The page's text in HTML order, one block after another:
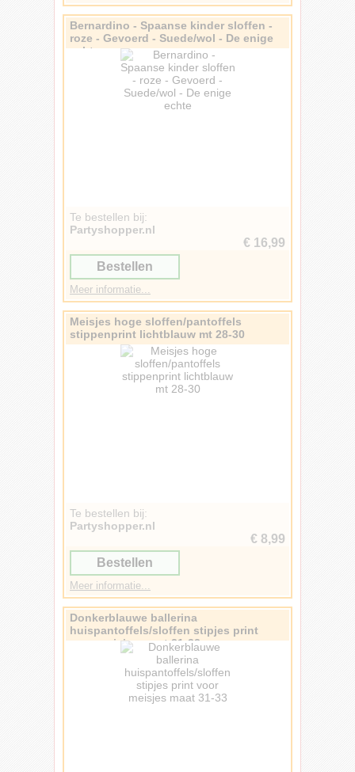
Bernardino - Spaanse kinder sloffen -
roze - Gevoerd - Suede/wol - De enige
echte
Te bestellen bij:
Partyshopper.nl
€ 16,99
Bestellen
Meer informatie...
Meisjes hoge sloffen/pantoffels
stippenprint lichtblauw mt 28-30
Te bestellen bij:
Partyshopper.nl
€ 8,99
Bestellen
Meer informatie...
Donkerblauwe ballerina
huispantoffels/sloffen stipjes print
voor meisjes maat 31-33